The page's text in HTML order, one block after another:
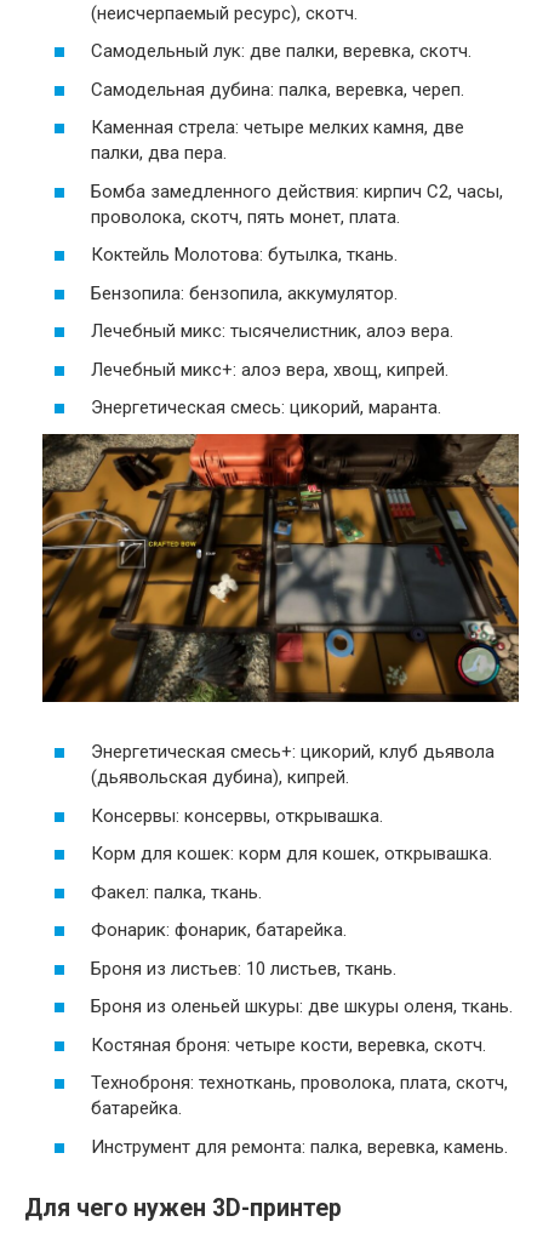
(неисчерпаемый ресурс), скотч.
Самодельный лук: две палки, веревка, скотч.
Самодельная дубина: палка, веревка, череп.
Каменная стрела: четыре мелких камня, две
палки, два пера.
Бомба замедленного действия: кирпич C2, часы,
проволока, скотч, пять монет, плата.
Коктейль Молотова: бутылка, ткань.
Бензопила: бензопила, аккумулятор.
Лечебный микс: тысячелистник, алоэ вера.
Лечебный микс+: алоэ вера, хвощ, кипрей.
Энергетическая смесь: цикорий, маранта.
Энергетическая смесь+: цикорий, клуб дьявола
(дьявольская дубина), кипрей.
Консервы: консервы, открывашка.
Корм для кошек: корм для кошек, открывашка.
Факел: палка, ткань.
Фонарик: фонарик, батарейка.
Броня из листьев: 10 листьев, ткань.
Броня из оленьей шкуры: две шкуры оленя, ткань.
Костяная броня: четыре кости, веревка, скотч.
Техноброня: техноткань, проволока, плата, скотч,
батарейка.
Инструмент для ремонта: палка, веревка, камень.
Для чего нужен 3D-принтер